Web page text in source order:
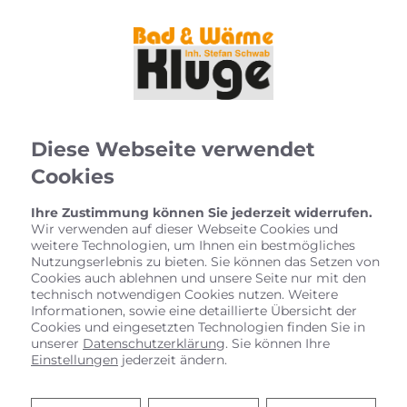
Diese Webseite verwendet
Cookies
Ihre Zustimmung können Sie jederzeit widerrufen.
Wir verwenden auf dieser Webseite Cookies und
weitere Technologien, um Ihnen ein bestmögliches
Nutzungserlebnis zu bieten. Sie können das Setzen von
Cookies auch ablehnen und unsere Seite nur mit den
technisch notwendigen Cookies nutzen. Weitere
Informationen, sowie eine detaillierte Übersicht der
Cookies und eingesetzten Technologien finden Sie in
unserer Datenschutzerklärung. Sie können Ihre
Einstellungen jederzeit ändern.